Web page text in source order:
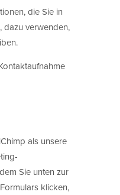
die Sie in
dazu verwenden,
als unsere
Sie unten zur
klicken,